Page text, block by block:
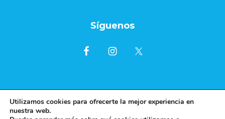
Síguenos
Utilizamos cookies para ofrecerte la mejor experiencia en
nuestra web.